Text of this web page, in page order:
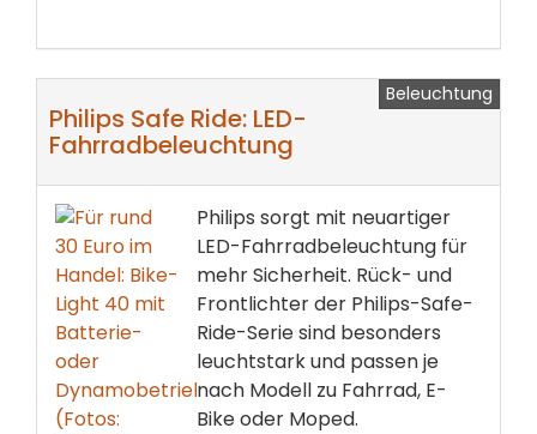
Beleuchtung
Philips Safe Ride: LED-
Fahrradbeleuchtung
Philips sorgt mit neuartiger
LED-Fahrradbeleuchtung für
mehr Sicherheit. Rück- und
Frontlichter der Philips-Safe-
Ride-Serie sind besonders
leuchtstark und passen je
nach Modell zu Fahrrad, E-
Bike oder Moped.